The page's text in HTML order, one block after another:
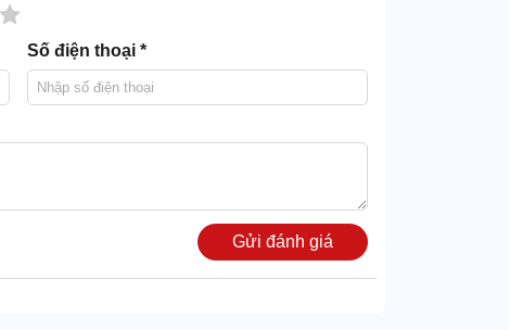
5 sao
Số điện thoại *
Gửi đánh giá